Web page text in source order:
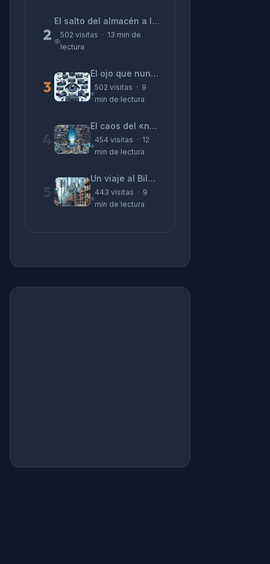
2
El salto del almacén a la terminal: La realidad de reinventarse en tecnología
502 visitas · 13 min de
lectura
3
El ojo que nunca parpadea: lo que nos cuentan las cámaras de Lizeth Marzano
502 visitas · 9
min de lectura
El caos del «no funciona nada» y la realidad tras la pantalla
454 visitas · 12
min de lectura
Un viaje al Bilbao de 2026 con sabor a 1895
443 visitas · 9
min de lectura